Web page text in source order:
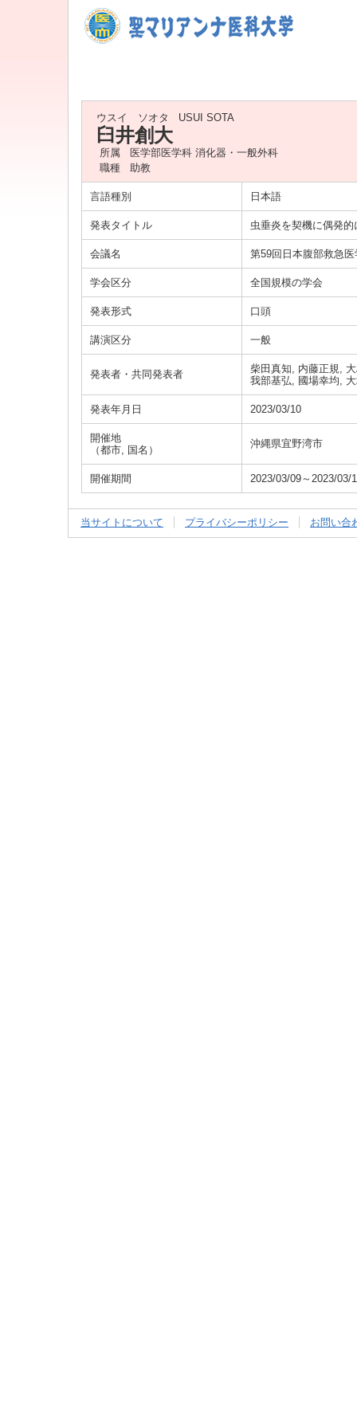
ウスイ ソオタ USUI SOTA
臼井創大
所属
医学部医学科 消化器・一般外科
職種
助教
言語種別 日本語
発表タイトル 虫垂炎を契機に偶発
会議名 第59回日本腹部救急
学会区分 全国規模の学会
発表形式 口頭
講演区分 一般
発表者・共同発表者
柴田真知, 内藤正規,
我部基弘, 國場幸均,
発表年月日 2023/03/10
開催地
（都市, 国名）
沖縄県宜野湾市
開催期間 2023/03/09～2023/03/
当サイトについて プライバシーポリシー お問い合